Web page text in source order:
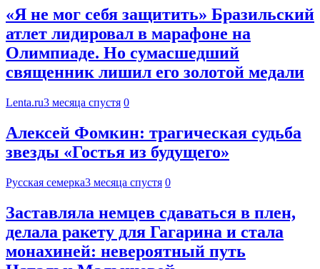
«Я не мог себя защитить» Бразильский
атлет лидировал в марафоне на
Олимпиаде. Но сумасшедший
священник лишил его золотой медали
Lenta.ru3 месяца спустя 0
Алексей Фомкин: трагическая судьба
звезды «Гостья из будущего»
Русская семерка3 месяца спустя 0
Заставляла немцев сдаваться в плен,
делала ракету для Гагарина и стала
монахиней: невероятный путь